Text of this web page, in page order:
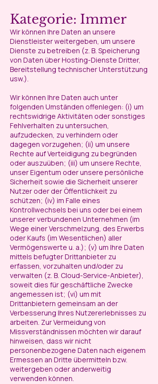
Kategorie: Immer
Wir können Ihre Daten an unsere
Dienstleister weitergeben, um unsere
Dienste zu betreiben (z. B. Speicherung
von Daten über Hosting-Dienste Dritter,
Bereitstellung technischer Unterstützung
usw.).
Wir können Ihre Daten auch unter
folgenden Umständen offenlegen: (i) um
rechtswidrige Aktivitäten oder sonstiges
Fehlverhalten zu untersuchen,
aufzudecken, zu verhindern oder
dagegen vorzugehen; (ii) um unsere
Rechte auf Verteidigung zu begründen
oder auszuüben; (iii) um unsere Rechte,
unser Eigentum oder unsere persönliche
Sicherheit sowie die Sicherheit unserer
Nutzer oder der Öffentlichkeit zu
schützen; (iv) im Falle eines
Kontrollwechsels bei uns oder bei einem
unserer verbundenen Unternehmen (im
Wege einer Verschmelzung, des Erwerbs
oder Kaufs (im Wesentlichen) aller
Vermögenswerte u. a.); (v) um Ihre Daten
mittels befugter Drittanbieter zu
erfassen, vorzuhalten und/oder zu
verwalten (z. B. Cloud-Service-Anbieter),
soweit dies für geschäftliche Zwecke
angemessen ist; (vi) um mit
Drittanbietern gemeinsam an der
Verbesserung Ihres Nutzererlebnisses zu
arbeiten. Zur Vermeidung von
Missverständnissen möchten wir darauf
hinweisen, dass wir nicht
personenbezogene Daten nach eigenem
Ermessen an Dritte übermitteln bzw.
weitergeben oder anderweitig
verwenden können.